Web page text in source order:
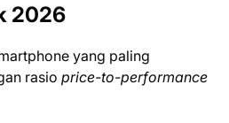
2026
yang paling
rasio price-to-performance